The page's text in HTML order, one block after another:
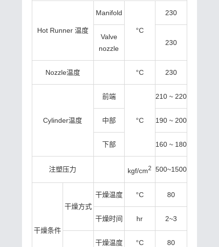
Hot Runner 温度
Manifold
°C
230
Valve
nozzle
230
Nozzle温度 °C 230
Cylinder温度
前端
°C
210 ~ 220
中部 190 ~ 200
下部 160 ~ 180
注塑压力 kgf/cm2 500~1500
干燥条件
干燥方式
干燥温度 °C 80
干燥时间 hr 2~3
干燥温度 °C 80